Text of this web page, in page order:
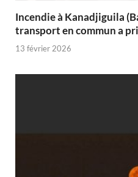
Incendie à Kanadjiguila
transport en commun a
13 février 2026